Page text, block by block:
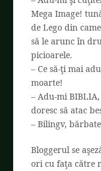
Mega Image!
de Lego din
să le arunc în
picioarele.
– Ce să-ţi mai
moarte!
– Adu-mi
doresc să atac
– Bilingv,
Bloggerul se
ori cu faţa către